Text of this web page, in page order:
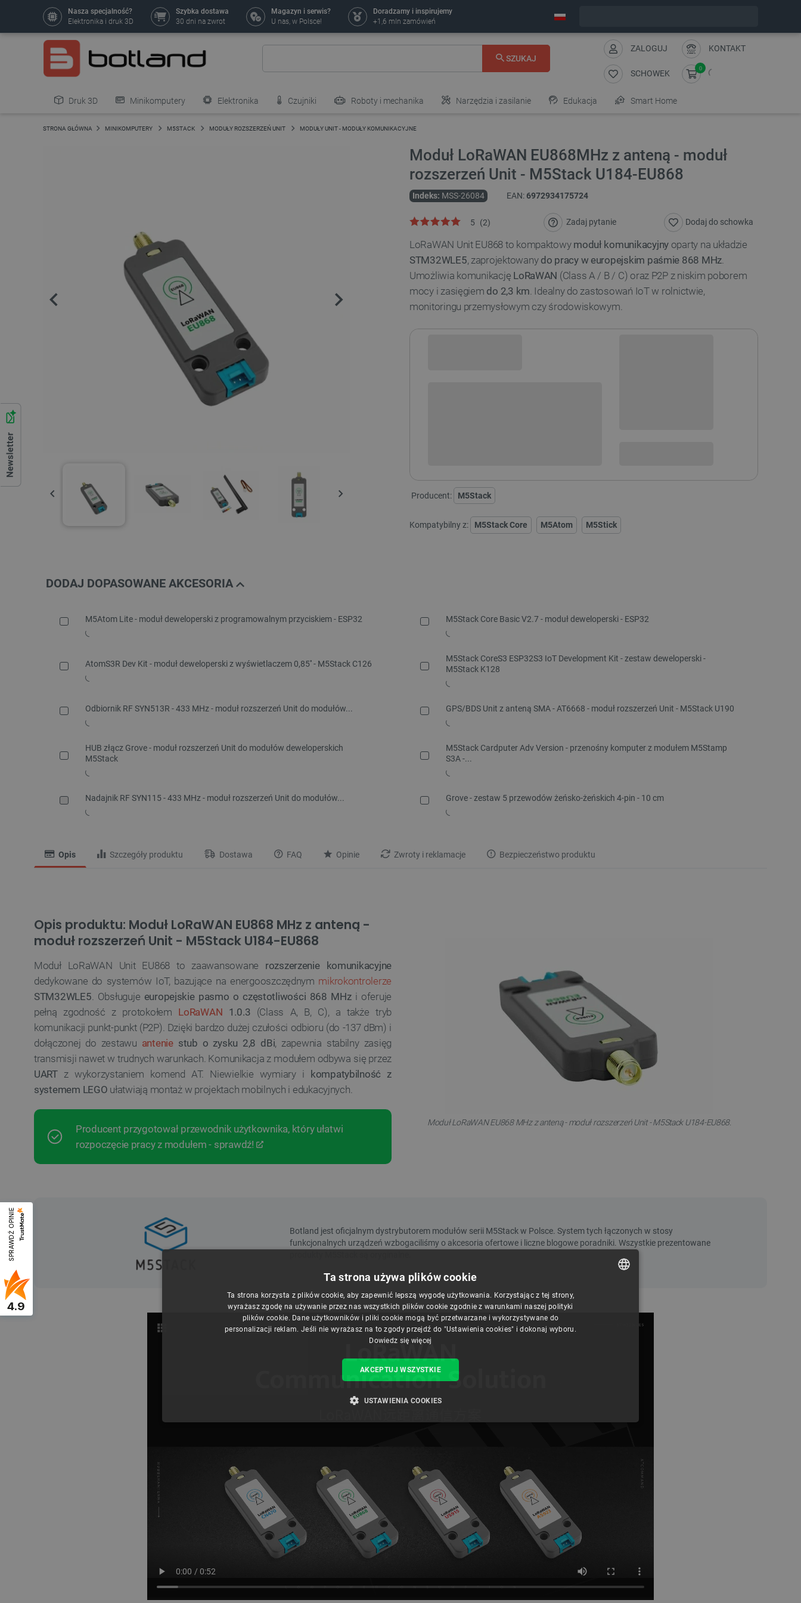
SPRAWDŹ OPINIE
4.9
Nasza specjalność?
Elektronika i druk 3D
Szybka dostawa
30 dni na zwrot
Magazyn i serwis?
U nas, w Polsce!
Doradzamy i inspirujemy
+1,6 mln zamówień
SZUKAJ
ZALOGUJ KONTAKT
SCHOWEK
0
Druk 3D Minikomputery Elektronika Czujniki Roboty i mechanika Narzędzia i zasilanie Edukacja Smart Home
Pozostałe
STRONA GŁÓWNA MINIKOMPUTERY M5STACK MODUŁY ROZSZERZEŃ UNIT MODUŁY UNIT - MODUŁY KOMUNIKACYJNE
Moduł LoRaWAN EU868MHz z anteną - moduł
rozszerzeń Unit - M5Stack U184-EU868
Indeks: MSS-26084 EAN:6972934175724
5 (2) Zadaj pytanie Dodaj do schowka
LoRaWAN Unit EU868 to kompaktowy moduł komunikacyjnyoparty na układzie
STM32WLE5, zaprojektowany do pracy w europejskim paśmie 868 MHz.
Umożliwia komunikację LoRaWAN (Class A / B / C) oraz P2P z niskim poborem
mocy i zasięgiem do 2,3 km. Idealny do zastosowań IoT w rolnictwie,
monitoringu przemysłowym czy środowiskowym.
Producent: M5Stack
Kompatybilny z: M5Stack Core M5Atom M5Stick
DODAJ DOPASOWANE AKCESORIA
M5Atom Lite - moduł deweloperski z programowalnym przyciskiem - ESP32 M5Stack Core Basic V2.7 - moduł deweloperski - ESP32
AtomS3R Dev Kit - moduł deweloperski z wyświetlaczem 0,85'' - M5Stack C126
M5Stack CoreS3 ESP32S3 IoT Development Kit - zestaw deweloperski -
M5Stack K128
Odbiornik RF SYN513R - 433 MHz - moduł rozszerzeń Unit do modułów... GPS/BDS Unit z anteną SMA - AT6668 - moduł rozszerzeń Unit - M5Stack U190
HUB złącz Grove - moduł rozszerzeń Unit do modułów deweloperskich
M5Stack
M5Stack Cardputer Adv Version - przenośny komputer z modułem M5Stamp
S3A -...
Nadajnik RF SYN115 - 433 MHz - moduł rozszerzeń Unit do modułów... Grove - zestaw 5 przewodów żeńsko-żeńskich 4-pin - 10 cm
Opis Szczegóły produktu Dostawa FAQ Opinie Zwroty i reklamacje Bezpieczeństwo produktu
Opis produktu: Moduł LoRaWAN EU868 MHz z anteną -
moduł rozszerzeń Unit - M5Stack U184-EU868
Moduł LoRaWAN Unit EU868 to zaawansowane rozszerzenie komunikacyjne
dedykowane do systemów IoT, bazujące na energooszczędnym mikrokontrolerze
STM32WLE5. Obsługuje europejskie pasmo o częstotliwości 868 MHzi oferuje
pełną zgodność z protokołem LoRaWAN 1.0.3 (Class A, B, C), a także tryb
komunikacji punkt-punkt (P2P). Dzięki bardzo dużej czułości odbioru (do -137 dBm) i
dołączonej do zestawu anteniestub o zysku 2,8 dBi, zapewnia stabilny zasięg
transmisji nawet w trudnych warunkach. Komunikacja z modułem odbywa się przez
UARTz wykorzystaniem komend AT. Niewielkie wymiary i
kompatybilność z
systemem LEGO ułatwiają montaż w projektach mobilnych i edukacyjnych.
Producent przygotował przewodnik użytkownika, który ułatwi
rozpoczęcie pracy z modułem - sprawdź!
Moduł LoRaWAN EU868 MHz z anteną - moduł rozszerzeń Unit - M5Stack U184-EU868.
Ta strona używa plików cookie
Ta strona korzysta z plików cookie, aby zapewnić lepszą wygodę użytkowania. Korzystając z tej strony,
wyrażasz zgodę na używanie przez nas wszystkich plików cookie zgodnie z warunkami naszej polityki
plików cookie. Dane użytkowników i pliki cookie mogą być przetwarzane i wykorzystywane do
personalizacji reklam. Jeśli nie wyrażasz na to zgody przejdź do "Ustawienia cookies" i dokonaj wyboru.
Dowiedz się więcej
AKCEPTUJ WSZYSTKIE
USTAWIENIA COOKIES
Niezbędne Wydajność Targetowanie Funkcjonalność
Niezbędne pliki cookie umożliwiają korzystanie z podstawowych funkcji strony internetowej, takich jak logowanie użytkownika i zarządzanie kontem.
Bez niezbędnych plików cookie nie można prawidłowo korzystać ze strony internetowej.
Provider /
Domena
przechowywania
Opis
PrestaShop-[abcdef0123456789]{32} .botland.com.pl
Ten plik cookie jest wymagany do działania sklepu
_lb .botland.com.pl Sesja
Ten plik cookie jest używany do celów bilansowania